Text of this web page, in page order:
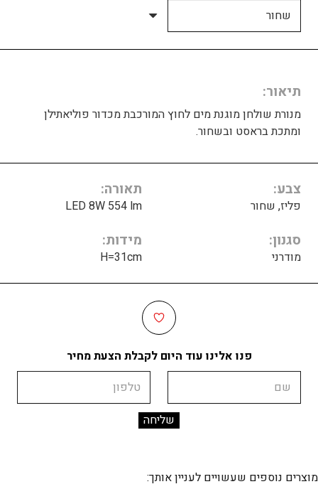
תיאור
מנורת שולחן מוגנת מים לחוץ המורכבת מכדור פוליאתילן
ומתכת בראסט ובשחור.
צבע
פליז, שחור
תאורה
LED 8W 554 lm
סגנון
מודרני
מידות
H=31cm
פנו אלינו עוד היום לקבלת הצעת מחיר
מוצרים נוספים שעשויים לעניין אותך: